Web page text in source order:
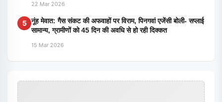
22 Mar 2026
5 नूंह मेवात: गैस संकट की अफवाहों पर विराम, पिनगवां एजेंसी बोली- सप्लाई
सामान्य, ग्रामीणों को 45 दिन की अवधि से हो रही दिक्कत
15 Mar 2026